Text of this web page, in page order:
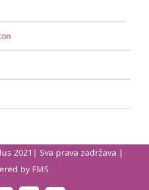
2021| Sva prava zadržava |
by FMS